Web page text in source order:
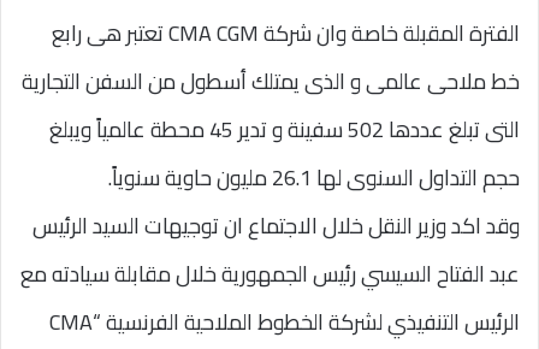
الفترة المقبلة خاصة وان شركة CMA CGM تعتبر هى رابع
خط ملاحى عالمى و الذى يمتلك أسطول من السفن التجارية
التى تبلغ عددها 502 سفينة و تدير 45 محطة عالمياً ويبلغ
حجم التداول السنوى لها 26.1 مليون حاوية سنوياً.
وقد اكد وزير النقل خلال الاجتماع ان توجيهات السيد الرئيس
عبد الفتاح السيسي رئيس الجمهورية خلال مقابلة سيادته مع
الرئيس التنفيذي لشركة الخطوط الملاحية الفرنسية “CMA